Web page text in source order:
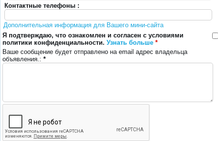
Контактные телефоны :
Дополнительная информация для Вашего мини-сайта
Я подтверждаю, что ознакомлен и согласен с условиями
политики конфиденциальности. Узнать больше *
Ваше сообщение будет отправлено на email адрес владельца
объявления.: *